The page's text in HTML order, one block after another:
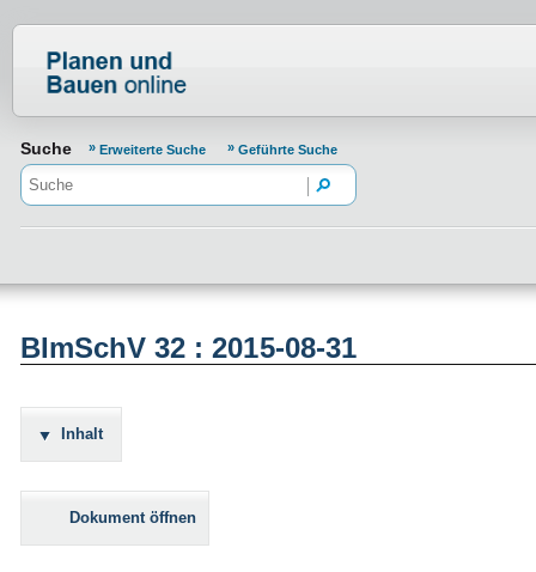
Suche Erweiterte Suche Geführte Suche
BImSchV 32 : 2015-08-31
Inhalt
Dokument öffnen